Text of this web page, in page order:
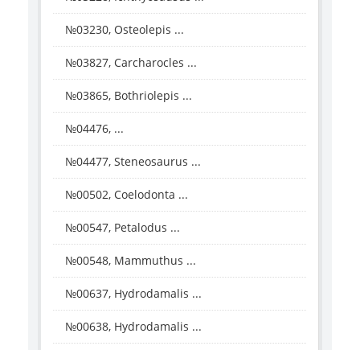
№03230, Osteolepis ...
№03827, Carcharocles ...
№03865, Bothriolepis ...
№04476, ...
№04477, Steneosaurus ...
№00502, Coelodonta ...
№00547, Petalodus ...
№00548, Mammuthus ...
№00637, Hydrodamalis ...
№00638, Hydrodamalis ...